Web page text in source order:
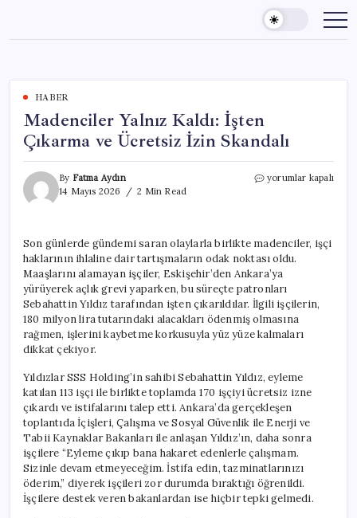
content
HABER
Madenciler Yalnız Kaldı: İşten
Çıkarma ve Ücretsiz İzin Skandalı
By Fatma Aydın
14 Mayıs 2026
2 Min Read
Madenciler
ve
Ücretsiz
İzin
Skandalı
için
yorumlar kapalı
Son günlerde gündemi saran olaylarla birlikte madenciler, işçi
haklarının ihlaline dair tartışmaların odak noktası oldu.
Maaşlarını alamayan işçiler, Eskişehir’den Ankara’ya
yürüyerek açlık grevi yaparken, bu süreçte patronları
Sebahattin Yıldız tarafından işten çıkarıldılar. İlgili işçilerin,
180 milyon lira tutarındaki alacakları ödenmiş olmasına
rağmen, işlerini kaybetme korkusuyla yüz yüze kalmaları
dikkat çekiyor.
Yıldızlar SSS Holding’in sahibi Sebahattin Yıldız, eyleme
katılan 113 işçi ile birlikte toplamda 170 işçiyi ücretsiz izne
çıkardı ve istifalarını talep etti. Ankara’da gerçekleşen
toplantıda İçişleri, Çalışma ve Sosyal Güvenlik ile Enerji ve
Tabii Kaynaklar Bakanları ile anlaşan Yıldız’ın, daha sonra
işçilere “Eyleme çıkıp bana hakaret edenlerle çalışmam.
Sizinle devam etmeyeceğim. İstifa edin, tazminatlarınızı
öderim,” diyerek işçileri zor durumda bıraktığı öğrenildi.
İşçilere destek veren bakanlardan ise hiçbir tepki gelmedi.